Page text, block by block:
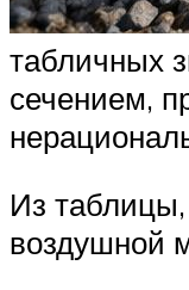
табличных
сечением,
Из таблицы,
воздушной